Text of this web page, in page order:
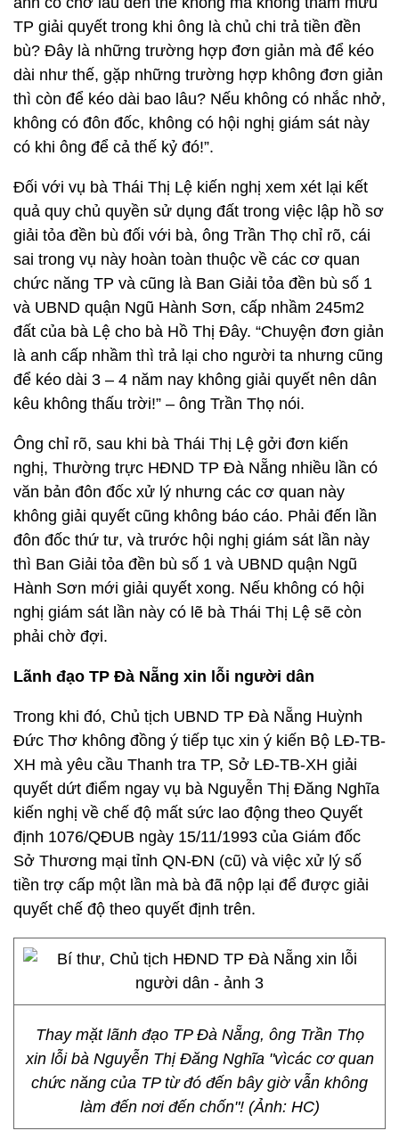
TP giải quyết trong khi ông là chủ chi trả tiền đền
bù? Đây là những trường hợp đơn giản mà để kéo
dài như thế, gặp những trường hợp không đơn giản
thì còn để kéo dài bao lâu? Nếu không có nhắc nhở,
không có đôn đốc, không có hội nghị giám sát này
có khi ông để cả thế kỷ đó!”.
Đối với vụ bà Thái Thị Lệ kiến nghị xem xét lại kết
quả quy chủ quyền sử dụng đất trong việc lập hồ sơ
giải tỏa đền bù đối với bà, ông Trần Thọ chỉ rõ, cái
sai trong vụ này hoàn toàn thuộc về các cơ quan
chức năng TP và cũng là Ban Giải tỏa đền bù số 1
và UBND quận Ngũ Hành Sơn, cấp nhầm 245m2
đất của bà Lệ cho bà Hồ Thị Đây. “Chuyện đơn giản
là anh cấp nhầm thì trả lại cho người ta nhưng cũng
để kéo dài 3 – 4 năm nay không giải quyết nên dân
kêu không thấu trời!” – ông Trần Thọ nói.
Ông chỉ rõ, sau khi bà Thái Thị Lệ gởi đơn kiến
nghị, Thường trực HĐND TP Đà Nẵng nhiều lần có
văn bản đôn đốc xử lý nhưng các cơ quan này
không giải quyết cũng không báo cáo. Phải đến lần
đôn đốc thứ tư, và trước hội nghị giám sát lần này
thì Ban Giải tỏa đền bù số 1 và UBND quận Ngũ
Hành Sơn mới giải quyết xong. Nếu không có hội
nghị giám sát lần này có lẽ bà Thái Thị Lệ sẽ còn
phải chờ đợi.
Lãnh đạo TP Đà Nẵng xin lỗi người dân
Trong khi đó, Chủ tịch UBND TP Đà Nẵng Huỳnh
Đức Thơ không đồng ý tiếp tục xin ý kiến Bộ LĐ-TB-
XH mà yêu cầu Thanh tra TP, Sở LĐ-TB-XH giải
quyết dứt điểm ngay vụ bà Nguyễn Thị Đăng Nghĩa
kiến nghị về chế độ mất sức lao động theo Quyết
định 1076/QĐUB ngày 15/11/1993 của Giám đốc
Sở Thương mại tỉnh QN-ĐN (cũ) và việc xử lý số
tiền trợ cấp một lần mà bà đã nộp lại để được giải
quyết chế độ theo quyết định trên.
Thay mặt lãnh đạo TP Đà Nẵng, ông Trần Thọ
xin lỗi bà Nguyễn Thị Đăng Nghĩa "vìcác cơ quan
chức năng của TP từ đó đến bây giờ vẫn không
làm đến nơi đến chốn"! (Ảnh: HC)